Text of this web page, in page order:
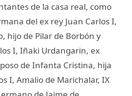
de la casa real, como
del ex rey Juan Carlos I,
hijo de Pilar de Borbón y
I, Iñaki Urdangarin, ex
de Infanta Cristina, hija
I, Amalio de Marichalar, IX